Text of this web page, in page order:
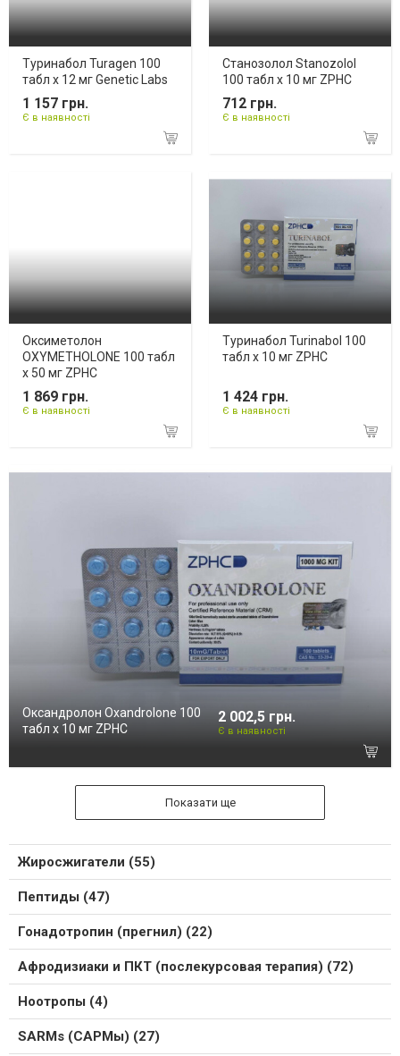
Туринабол Turagen 100
табл х 12 мг Genetic Labs
1 157 грн.
Є в наявності
Станозолол Stanozolol
100 табл х 10 мг ZPHC
712 грн.
Є в наявності
Оксиметолон
OXYMETHOLONE 100 табл
х 50 мг ZPHC
1 869 грн.
Є в наявності
Туринабол Turinabol 100
табл x 10 мг ZPHC
1 424 грн.
Є в наявності
Оксандролон Oxandrolone 100
табл х 10 мг ZPHC
2 002,5 грн.
Є в наявності
Показати ще
Жиросжигатели (55)
Пептиды (47)
Гонадотропин (прегнил) (22)
Афродизиаки и ПКТ (послекурсовая терапия) (72)
Ноотропы (4)
SARMs (САРМы) (27)